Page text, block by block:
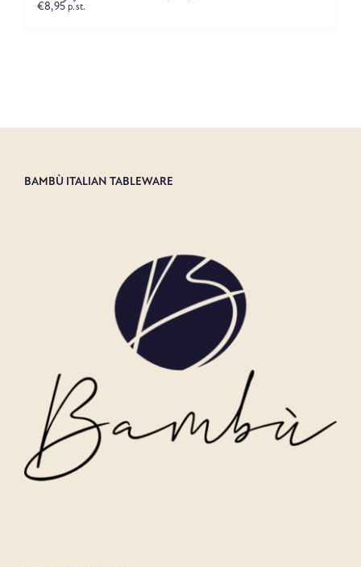
€8,95 p.st.
BAMBÙ ITALIAN TABLEWARE